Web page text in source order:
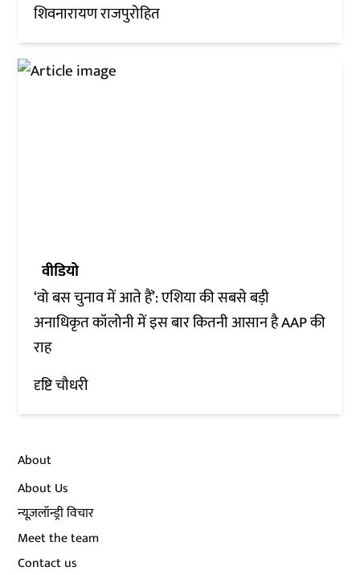
शिवनारायण राजपुरोहित
वीडियो
‘वो बस चुनाव में आते हैं’: एशिया की सबसे बड़ी
अनाधिकृत कॉलोनी में इस बार कितनी आसान है AAP की
राह
दृष्टि चौधरी
About
About Us
न्यूज़लॉन्ड्री विचार
Meet the team
Contact us